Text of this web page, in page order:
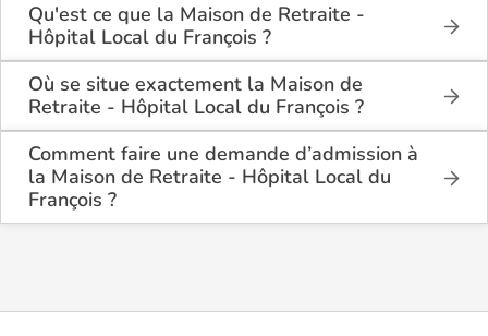
Qu'est ce que la Maison de Retraite -
Hôpital Local du François ?
La Maison de Retraite - Hôpital Local du François
est une maison de retraite médicalisée de type
USLD (Unité de Soins Longue Durée), hébergement
permanent, habilitée à l'aide sociale, située à Le
François (97240).
Où se situe exactement la Maison de
Retraite - Hôpital Local du François ?
La Maison de Retraite - Hôpital Local du François
est située Rue Perrinon à Le François (97240),
en Martinique (972).
Comment faire une demande d’admission à
la Maison de Retraite - Hôpital Local du
François ?
La demande s’effectue directement via le formulaire
les coûts et les démarches administratives